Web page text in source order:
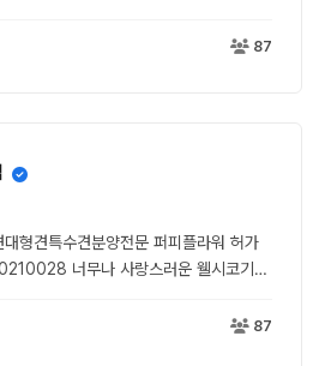
87
형견특수견분양전문 퍼피플라워 허가
러운 웰시코기
87